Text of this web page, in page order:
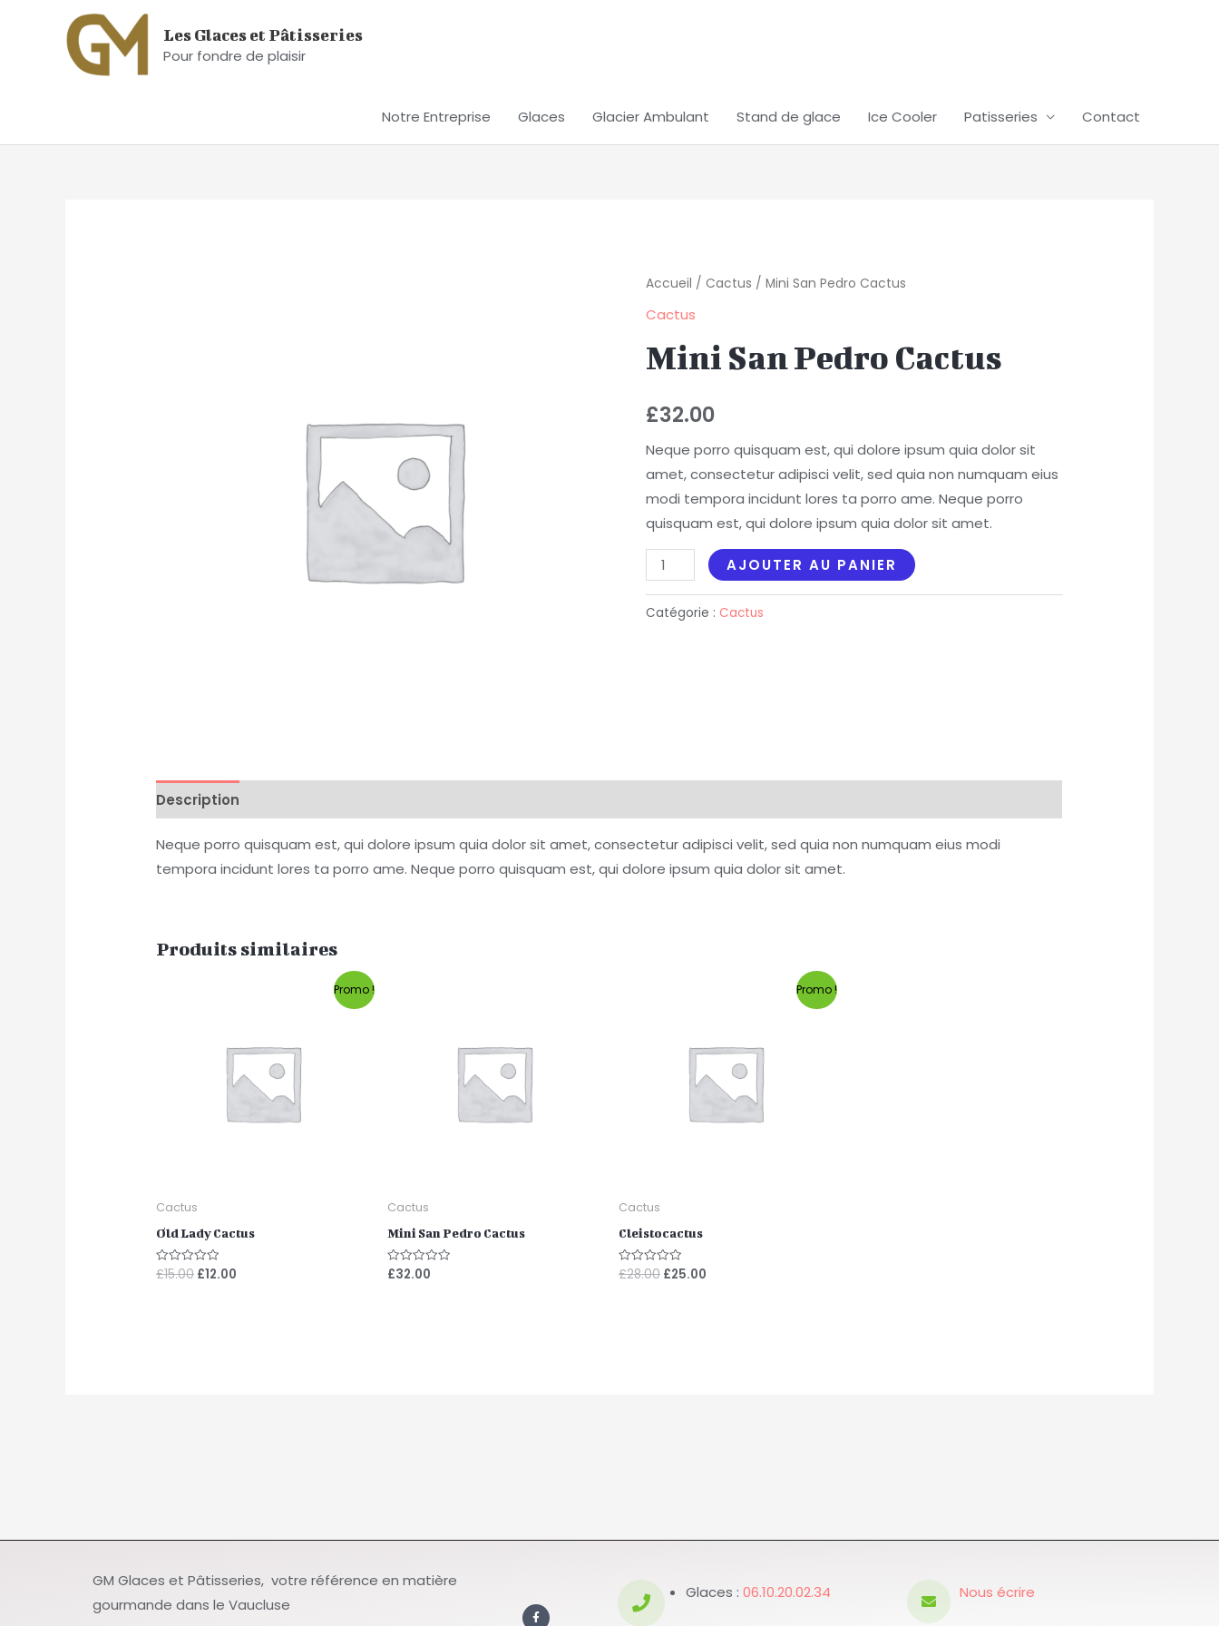
Les Glaces et Pâtisseries
Pour fondre de plaisir
Notre Entreprise Glaces Glacier Ambulant Stand de glace Ice Cooler Patisseries Contact
Accueil / Cactus / Mini San Pedro Cactus
Cactus
Mini San Pedro Cactus
£32.00
Neque porro quisquam est, qui dolore ipsum quia dolor sit
amet, consectetur adipisci velit, sed quia non numquam eius
modi tempora incidunt lores ta porro ame. Neque porro
quisquam est, qui dolore ipsum quia dolor sit amet.
quantité
de
San
Cactus
AJOUTER AU PANIER
Catégorie : Cactus
Description
Neque porro quisquam est, qui dolore ipsum quia dolor sit amet, consectetur adipisci velit, sed quia non numquam eius modi
tempora incidunt lores ta porro ame. Neque porro quisquam est, qui dolore ipsum quia dolor sit amet.
Produits similaires
Promo !
Cactus
Old Lady Cactus
Note
0
£15.00 £12.00
Cactus
Mini San Pedro Cactus
Note
0
£32.00
Promo !
Cactus
Cleistocactus
Note
0
£28.00 £25.00
GM Glaces et Pâtisseries, votre référence en matière
gourmande dans le Vaucluse
F
a
Glaces : 06.10.20.02.34 Nous écrire